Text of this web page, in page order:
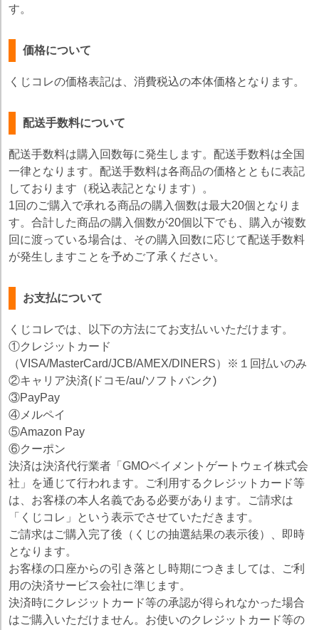
す。
価格について
くじコレの価格表記は、消費税込の本体価格となります。
配送手数料について
配送手数料は購入回数毎に発生します。配送手数料は全国
一律となります。配送手数料は各商品の価格とともに表記
しております（税込表記となります）。
1回のご購入で承れる商品の購入個数は最大20個となりま
す。合計した商品の購入個数が20個以下でも、購入が複数
回に渡っている場合は、その購入回数に応じて配送手数料
が発生しますことを予めご了承ください。
お支払について
くじコレでは、以下の方法にてお支払いいただけます。
①クレジットカード
（VISA/MasterCard/JCB/AMEX/DINERS）※１回払いのみ
②キャリア決済(ドコモ/au/ソフトバンク)
③PayPay
④メルペイ
⑤Amazon Pay
⑥クーポン
決済は決済代行業者「GMOペイメントゲートウェイ株式会
社」を通じて行われます。ご利用するクレジットカード等
は、お客様の本人名義である必要があります。ご請求は
「くじコレ」という表示でさせていただきます。
ご請求はご購入完了後（くじの抽選結果の表示後）、即時
となります。
お客様の口座からの引き落とし時期につきましては、ご利
用の決済サービス会社に準じます。
決済時にクレジットカード等の承認が得られなかった場合
はご購入いただけません。お使いのクレジットカード等の